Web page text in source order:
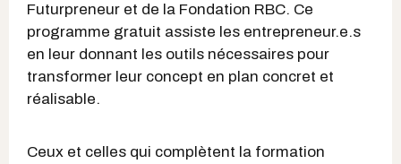
Futurpreneur et de la Fondation RBC. Ce
programme gratuit assiste les entrepreneur.e.s
en leur donnant les outils nécessaires pour
transformer leur concept en plan concret et
réalisable.
Ceux et celles qui complètent la formation